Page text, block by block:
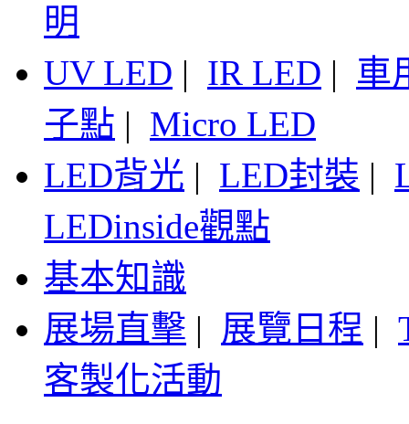
明
UV LED | IR LED | 車
子點 | Micro LED
LED背光 | LED封裝 |
LEDinside觀點
基本知識
展場直擊 | 展覽日程 |
客製化活動